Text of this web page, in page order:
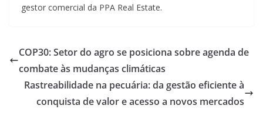
gestor comercial da PPA Real Estate.
COP30: Setor do agro se posiciona sobre agenda de
combate às mudanças climáticas
Rastreabilidade na pecuária: da gestão eficiente à
conquista de valor e acesso a novos mercados